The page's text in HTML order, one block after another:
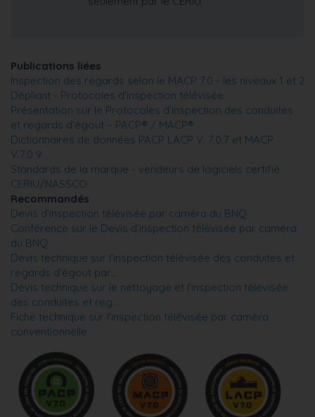
Publications liées
Inspection des regards selon le MACP 7.0 - les niveaux 1 et 2
Dépliant - Protocoles d'inspection télévisée
Présentation sur le Protocoles d’inspection des conduites
et regards d’égout – PACP® / MACP®
Dictionnaires de données PACP LACP V. 7.0.7 et MACP
V.7.0.9
Standards de la marque - vendeurs de logiciels certifié
CERIU/NASSCO
Recommandés
Devis d’inspection télévisée par caméra du BNQ
Conférence sur le Devis d’inspection télévisée par caméra
du BNQ
Devis technique sur l'inspection télévisée des conduites et
regards d'égout par…
Devis technique sur le nettoyage et l'inspection télévisée
des conduites et reg…
Fiche technique sur l'inspection télévisée par caméra
conventionnelle